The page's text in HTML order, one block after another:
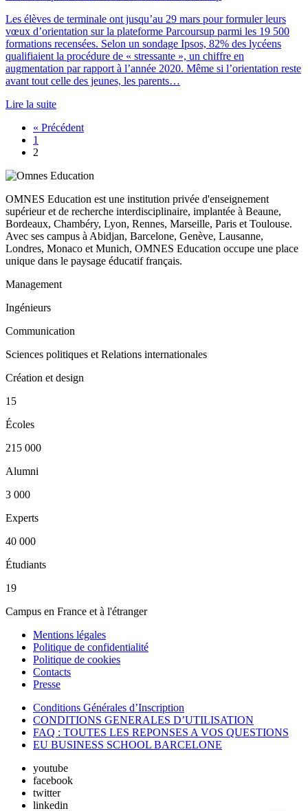
Les élèves de terminale ont jusqu’au 29 mars pour formuler leurs
vœux d’orientation sur la plateforme Parcoursup parmi les 19 500
formations recensées. Selon un sondage Ipsos, 82% des lycéens
qualifiaient la procédure de « stressante », un chiffre en
augmentation par rapport à l’année 2020. Même si l’orientation reste
avant tout celle des jeunes, les parents…
Lire la suite
« Précédent
1
2
OMNES Education est une institution privée d'enseignement
supérieur et de recherche interdisciplinaire, implantée à Beaune,
Bordeaux, Chambéry, Lyon, Rennes, Marseille, Paris et Toulouse.
Avec ses campus à Abidjan, Barcelone, Genève, Lausanne,
Londres, Monaco et Munich, OMNES Education occupe une place
unique dans le paysage éducatif français.
Management
Ingénieurs
Communication
Sciences politiques et Relations internationales
Création et design
15
Écoles
215 000
Alumni
3 000
Experts
40 000
Étudiants
19
Campus en France et à l'étranger
Mentions légales
Politique de confidentialité
Politique de cookies
Contacts
Presse
Conditions Générales d’Inscription
CONDITIONS GENERALES D’UTILISATION
FAQ : TOUTES LES REPONSES A VOS QUESTIONS
EU BUSINESS SCHOOL BARCELONE
youtube
facebook
twitter
linkedin